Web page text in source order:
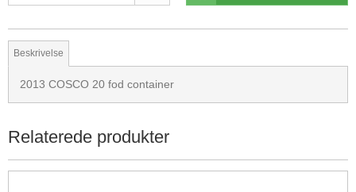
Beskrivelse
2013 COSCO 20 fod container
Relaterede produkter